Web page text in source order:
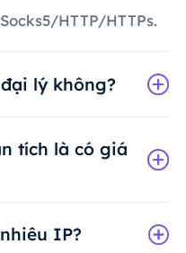
HTTP/HTTPs.
lý không?
tích là có giá
IP?